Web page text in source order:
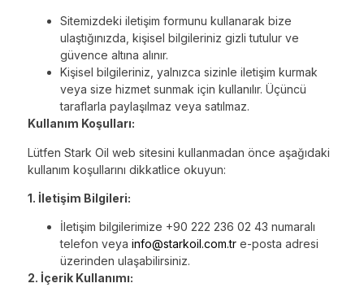
Sitemizdeki iletişim formunu kullanarak bize
ulaştığınızda, kişisel bilgileriniz gizli tutulur ve
güvence altına alınır.
Kişisel bilgileriniz, yalnızca sizinle iletişim kurmak
veya size hizmet sunmak için kullanılır. Üçüncü
taraflarla paylaşılmaz veya satılmaz.
Kullanım Koşulları:
Lütfen Stark Oil web sitesini kullanmadan önce aşağıdaki
kullanım koşullarını dikkatlice okuyun:
1. İletişim Bilgileri:
İletişim bilgilerimize +90 222 236 02 43 numaralı
telefon veya info@starkoil.com.tr e-posta adresi
üzerinden ulaşabilirsiniz.
2. İçerik Kullanımı: